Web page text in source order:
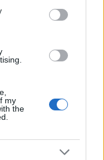
my
the
ruoli e